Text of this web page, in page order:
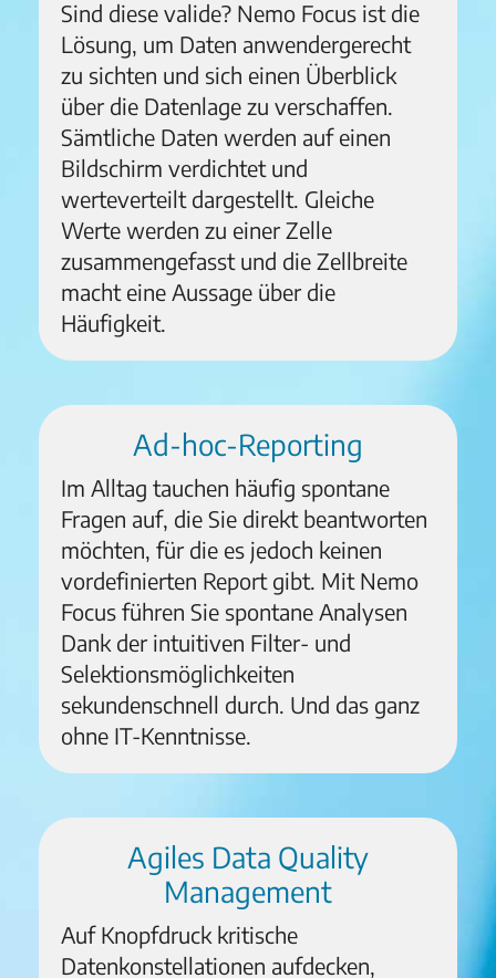
Sind diese valide? Nemo Focus ist die
Lösung, um Daten anwendergerecht
zu sichten und sich einen Überblick
über die Datenlage zu verschaffen.
Sämtliche Daten werden auf einen
Bildschirm verdichtet und
werteverteilt dargestellt. Gleiche
Werte werden zu einer Zelle
zusammengefasst und die Zellbreite
macht eine Aussage über die
Häufigkeit.
Ad-hoc-Reporting
Im Alltag tauchen häufig spontane
Fragen auf, die Sie direkt beantworten
möchten, für die es jedoch keinen
vordefinierten Report gibt. Mit Nemo
Focus führen Sie spontane Analysen
Dank der intuitiven Filter- und
Selektionsmöglichkeiten
sekundenschnell durch. Und das ganz
ohne IT-Kenntnisse.
Agiles Data Quality
Management
Auf Knopfdruck kritische
Datenkonstellationen aufdecken,